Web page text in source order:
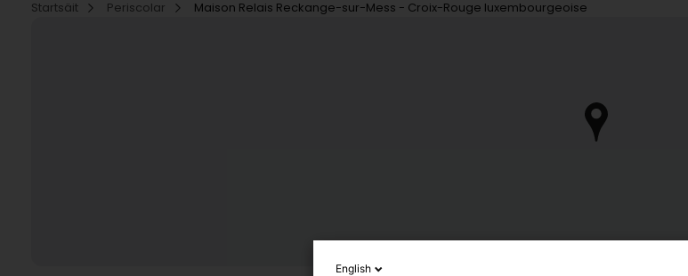
Startsäit
Periscolar Maison Relais Reckange-sur-Mess - Croix-Rouge luxembourgeoise
English